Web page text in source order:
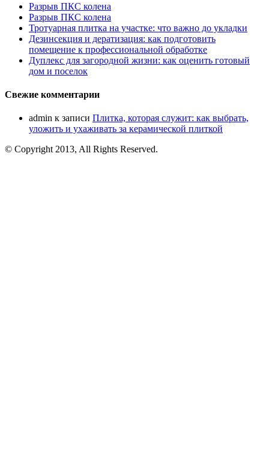
Разрыв ПКС колена
Разрыв ПКС колена
Тротуарная плитка на участке: что важно до укладки
Дезинсекция и дератизация: как подготовить
помещение к профессиональной обработке
Дуплекс для загородной жизни: как оценить готовый
дом и поселок
Свежие комментарии
admin к записи Плитка, которая служит: как выбрать,
уложить и ухаживать за керамической плиткой
© Copyright 2013, All Rights Reserved.